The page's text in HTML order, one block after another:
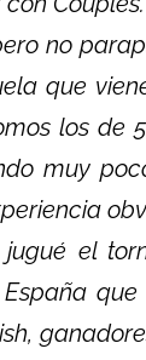
no
que
los de
muy
el